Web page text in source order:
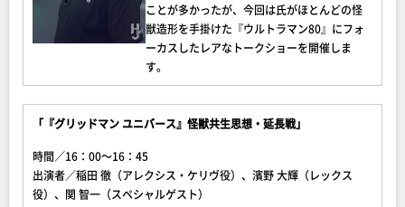
ことが多かったが、今回は氏がほとんどの怪
獣造形を手掛けた『ウルトラマン80』にフォ
ーカスしたレアなトークショーを開催しま
す。
「『グリッドマン ユニバース』怪獣共生思想・延長戦」
時間／16：00～16：45
出演者／稲田 徹（アレクシス・ケリヴ役）、濱野 大輝（レックス
役）、関 智一（スペシャルゲスト）